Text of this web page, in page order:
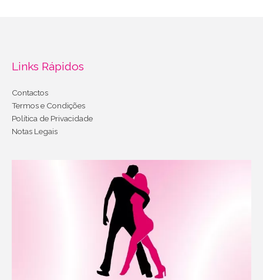
Links Rápidos
Contactos
Termos e Condições
Política de Privacidade
Notas Legais